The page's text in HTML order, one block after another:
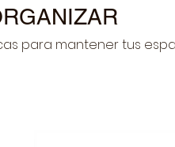
para mantener tus